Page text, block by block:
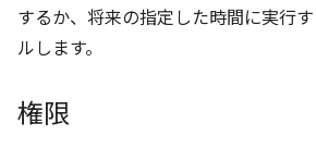
するか、将来の指定した時間に実行
ルします。
権限